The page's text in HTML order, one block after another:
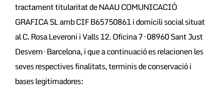
tractament titularitat de NAAU COMUNICACIÓ
GRAFICA SL amb CIF B65750861 i domicili social situat
al C. Rosa Leveroni i Valls 12. Oficina 7 · 08960 Sant Just
Desvern · Barcelona, i que a continuació es relacionen les
seves respectives finalitats, terminis de conservació i
bases legitimadores: